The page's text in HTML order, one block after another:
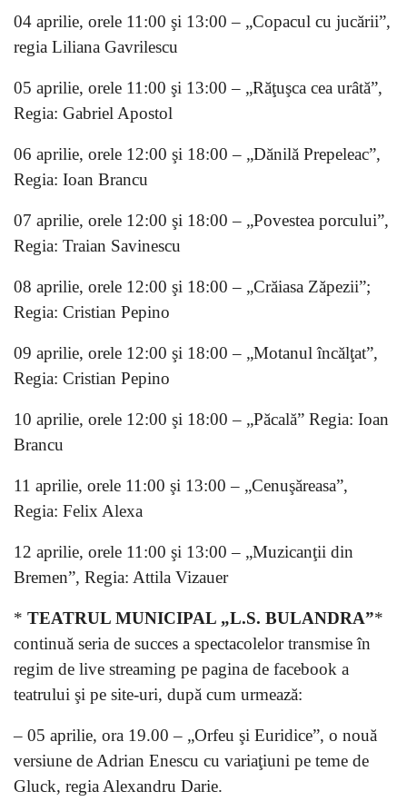
04 aprilie, orele 11:00 şi 13:00 – „Copacul cu jucării”,
regia Liliana Gavrilescu
05 aprilie, orele 11:00 şi 13:00 – „Răţuşca cea urâtă”,
Regia: Gabriel Apostol
06 aprilie, orele 12:00 şi 18:00 – „Dănilă Prepeleac”,
Regia: Ioan Brancu
07 aprilie, orele 12:00 şi 18:00 – „Povestea porcului”,
Regia: Traian Savinescu
08 aprilie, orele 12:00 şi 18:00 – „Crăiasa Zăpezii”;
Regia: Cristian Pepino
09 aprilie, orele 12:00 şi 18:00 – „Motanul încălţat”,
Regia: Cristian Pepino
10 aprilie, orele 12:00 şi 18:00 – „Păcală” Regia: Ioan
Brancu
11 aprilie, orele 11:00 şi 13:00 – „Cenuşăreasa”,
Regia: Felix Alexa
12 aprilie, orele 11:00 şi 13:00 – „Muzicanţii din
Bremen”, Regia: Attila Vizauer
* TEATRUL MUNICIPAL „L.S. BULANDRA”*
continuă seria de succes a spectacolelor transmise în
regim de live streaming pe pagina de facebook a
teatrului şi pe site-uri, după cum urmează:
– 05 aprilie, ora 19.00 – „Orfeu şi Euridice”, o nouă
versiune de Adrian Enescu cu variaţiuni pe teme de
Gluck, regia Alexandru Darie.